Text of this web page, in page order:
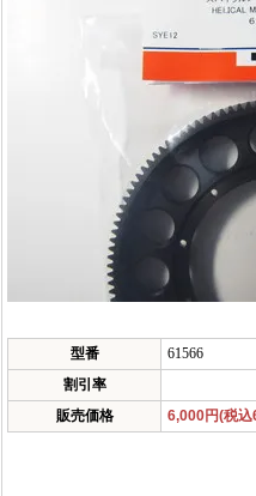
型番
61566
割引率
販売価格
6,000円(税